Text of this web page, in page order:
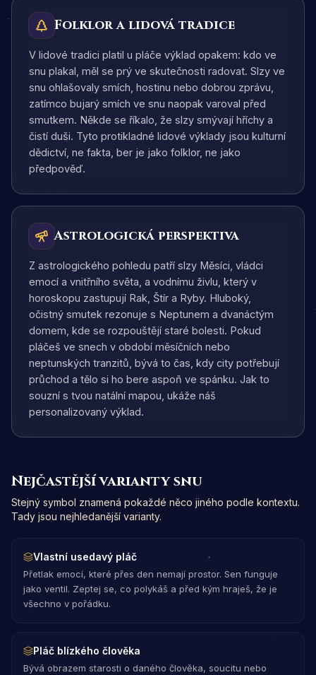
Folklor a lidová tradice
V lidové tradici platil u pláče výklad opakem: kdo ve
snu plakal, měl se prý ve skutečnosti radovat. Slzy ve
snu ohlašovaly smích, hostinu nebo dobrou zprávu,
zatímco bujarý smích ve snu naopak varoval před
smutkem. Někde se říkalo, že slzy smývají hříchy a
čistí duši. Tyto protikladné lidové výklady jsou kulturní
dědictví, ne fakta, ber je jako folklor, ne jako
předpověď.
Astrologická perspektiva
Z astrologického pohledu patří slzy Měsíci, vládci
emocí a vnitřního světa, a vodnímu živlu, který v
horoskopu zastupují Rak, Štír a Ryby. Hluboký,
očistný smutek rezonuje s Neptunem a dvanáctým
domem, kde se rozpouštějí staré bolesti. Pokud
pláčeš ve snech v období měsíčních nebo
neptunských tranzitů, bývá to čas, kdy city potřebují
průchod a tělo si ho bere aspoň ve spánku. Jak to
souzní s tvou natální mapou, ukáže náš
personalizovaný výklad.
Nejčastější varianty snu
Stejný symbol znamená pokaždé něco jiného podle kontextu.
Tady jsou nejhledanější varianty.
Vlastní usedavý pláč
Přetlak emocí, které přes den nemají prostor. Sen funguje
jako ventil. Zeptej se, co polykáš a před kým hraješ, že je
všechno v pořádku.
Pláč blízkého člověka
Bývá obrazem starosti o daného člověka, soucitu nebo